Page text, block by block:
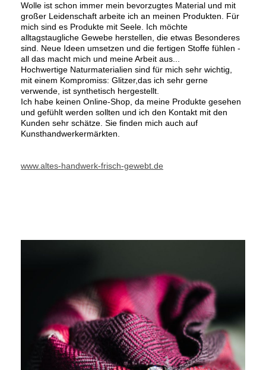
Wolle ist schon immer mein bevorzugtes Material und mit
großer Leidenschaft arbeite ich an meinen Produkten. Für
mich sind es Produkte mit Seele. Ich möchte
alltagstaugliche Gewebe herstellen, die etwas Besonderes
sind. Neue Ideen umsetzen und die fertigen Stoffe fühlen -
all das macht mich und meine Arbeit aus...
Hochwertige Naturmaterialien sind für mich sehr wichtig,
mit einem Kompromiss: Glitzer,das ich sehr gerne
verwende, ist synthetisch hergestellt.
Ich habe keinen Online-Shop, da meine Produkte gesehen
und gefühlt werden sollten und ich den Kontakt mit den
Kunden sehr schätze. Sie finden mich auch auf
Kunsthandwerkermärkten.
www.altes-handwerk-frisch-gewebt.de